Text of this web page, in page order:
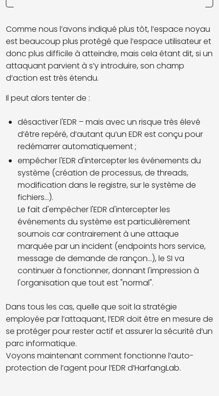
Comme nous l’avons indiqué plus tôt, l’espace noyau
est beaucoup plus protégé que l’espace utilisateur et
donc plus difficile à atteindre, mais cela étant dit, si un
attaquant parvient à s’y introduire, son champ
d’action est très étendu.
Il peut alors tenter de :
désactiver l'EDR – mais avec un risque très élevé
d’être repéré, d’autant qu’un EDR est conçu pour
redémarrer automatiquement ;
empêcher l'EDR d'intercepter les événements du
système (création de processus, de threads,
modification dans le registre, sur le système de
fichiers...).
Le fait d'empêcher l'EDR d'intercepter les
événements du système est particulièrement
sournois car contrairement à une attaque
marquée par un incident (endpoints hors service,
message de demande de rançon...), le SI va
continuer à fonctionner, donnant l'impression à
l'organisation que tout est "normal".
Dans tous les cas, quelle que soit la stratégie
employée par l’attaquant, l’EDR doit être en mesure de
se protéger pour rester actif et assurer la sécurité d’un
parc informatique.
Voyons maintenant comment fonctionne l’auto-
protection de l’agent pour l’EDR d’HarfangLab.